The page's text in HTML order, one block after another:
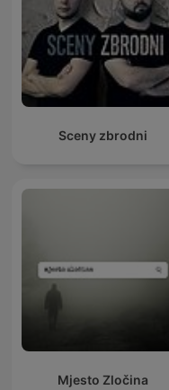
Sceny zbrodni
Mjesto Zločina